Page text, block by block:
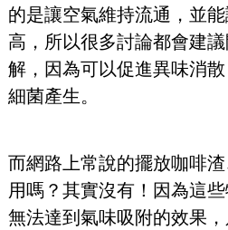
的是讓空氣維持流通，並
高，所以很多討論都會建
解，因為可以促進異味消
細菌產生。
而網路上常說的擺放咖啡
用嗎？其實沒有！因為這
無法達到氣味吸附的效果